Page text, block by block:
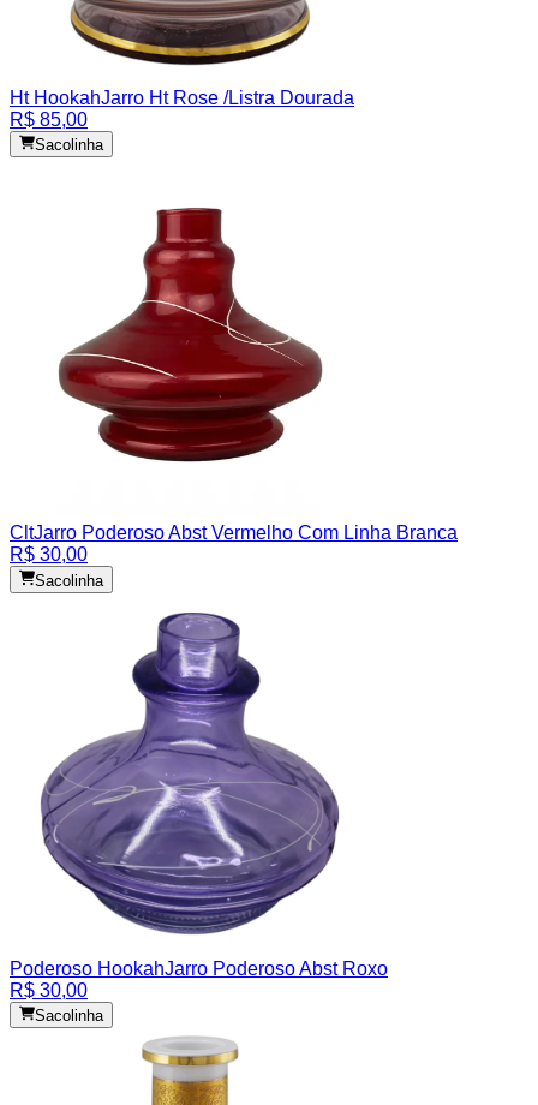
Ht HookahJarro Ht Rose /Listra Dourada
R$ 85,00
Sacolinha
CltJarro Poderoso Abst Vermelho Com Linha Branca
R$ 30,00
Sacolinha
Poderoso HookahJarro Poderoso Abst Roxo
R$ 30,00
Sacolinha